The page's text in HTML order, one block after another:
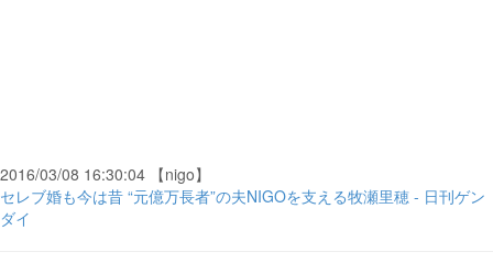
2016/03/08 16:30:04 【nigo】
セレブ婚も今は昔 “元億万長者”の夫NIGOを支える牧瀬里穂 - 日刊ゲン
ダイ